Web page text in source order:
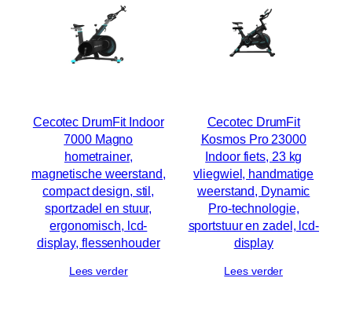
Cecotec DrumFit Indoor
7000 Magno
hometrainer,
magnetische weerstand,
compact design, stil,
sportzadel en stuur,
ergonomisch, lcd-
display, flessenhouder
Lees verder
Cecotec DrumFit
Kosmos Pro 23000
Indoor fiets, 23 kg
vliegwiel, handmatige
weerstand, Dynamic
Pro-technologie,
sportstuur en zadel, lcd-
display
Lees verder